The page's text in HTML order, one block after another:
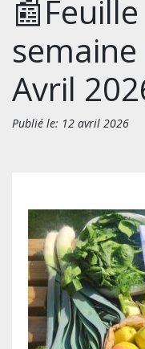
Avril
Publié le: 12 avril 2026